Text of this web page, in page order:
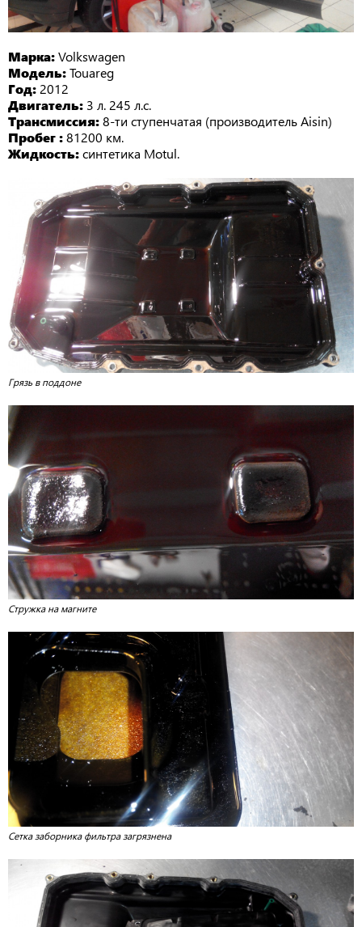
Марка:Volkswagen
Модель:Touareg
Год: 2012
Двигатель: 3 л. 245 л.с.
Трансмиссия:8-ти ступенчатая (производитель Aisin)
Пробег :81200 км.
Жидкость:синтетика Motul.
Грязь в поддоне
Стружка на магните
Сетка заборника фильтра загрязнена